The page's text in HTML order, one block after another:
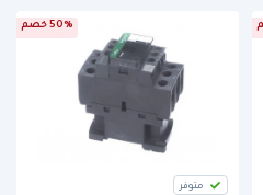
50% خصم
متوفر